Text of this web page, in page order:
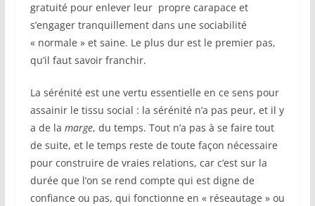
gratuité pour enlever leur propre carapace et
s’engager tranquillement dans une sociabilité
« normale » et saine. Le plus dur est le premier pas,
qu’il faut savoir franchir.
La sérénité est une vertu essentielle en ce sens pour
assainir le tissu social : la sérénité n’a pas peur, et il y
a de la marge, du temps. Tout n’a pas à se faire tout
de suite, et le temps reste de toute façon nécessaire
pour construire de vraies relations, car c’est sur la
durée que l’on se rend compte qui est digne de
confiance ou pas, qui fonctionne en « réseautage » ou